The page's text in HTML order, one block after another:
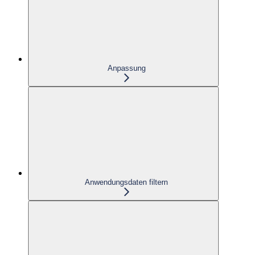
Anpassung
Anwendungsdaten filtern